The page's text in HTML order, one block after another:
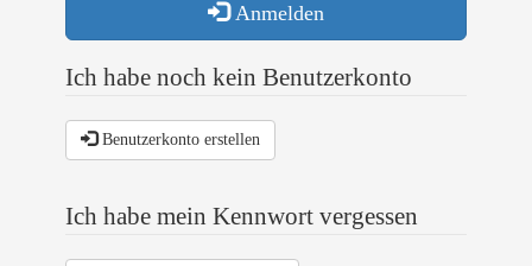
Anmelden
Ich habe noch kein Benutzerkonto
Benutzerkonto erstellen
Ich habe mein Kennwort vergessen